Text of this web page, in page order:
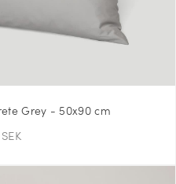
Grey - 50x90 cm